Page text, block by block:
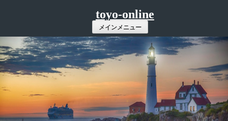
ツ
へ
ス
キ
ッ
プ
toyo-online
メインメニュー